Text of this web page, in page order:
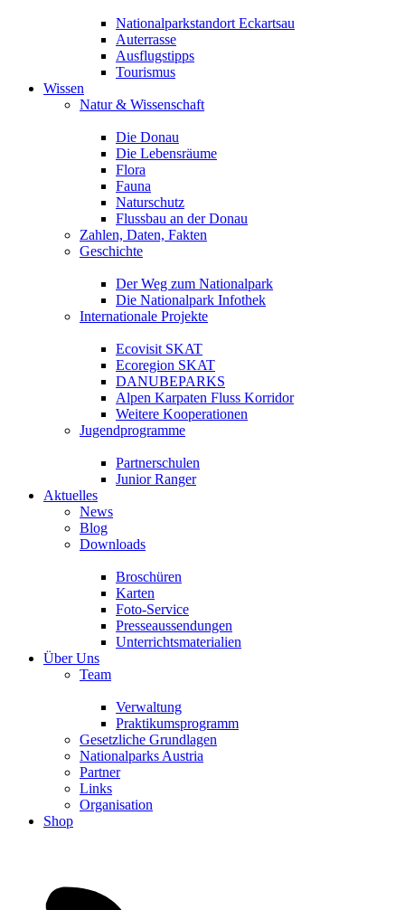
Nationalparkstandort Eckartsau
Auterrasse
Ausflugstipps
Tourismus
Wissen
Natur & Wissenschaft
Die Donau
Die Lebensräume
Flora
Fauna
Naturschutz
Flussbau an der Donau
Zahlen, Daten, Fakten
Geschichte
Der Weg zum Nationalpark
Die Nationalpark Infothek
Internationale Projekte
Ecovisit SKAT
Ecoregion SKAT
DANUBEPARKS
Alpen Karpaten Fluss Korridor
Weitere Kooperationen
Jugendprogramme
Partnerschulen
Junior Ranger
Aktuelles
News
Blog
Downloads
Broschüren
Karten
Foto-Service
Presseaussendungen
Unterrichtsmaterialien
Über Uns
Team
Verwaltung
Praktikumsprogramm
Gesetzliche Grundlagen
Nationalparks Austria
Partner
Links
Organisation
Shop